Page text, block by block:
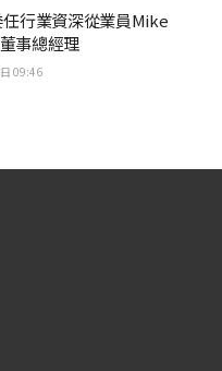
行業資深從業員Mike
事總經理
09:46